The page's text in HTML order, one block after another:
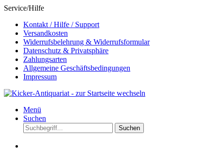
Service/Hilfe
Kontakt / Hilfe / Support
Versandkosten
Widerrufsbelehrung & Widerrufsformular
Datenschutz & Privatsphäre
Zahlungsarten
Allgemeine Geschäftsbedingungen
Impressum
Menü
Suchen
Suchen